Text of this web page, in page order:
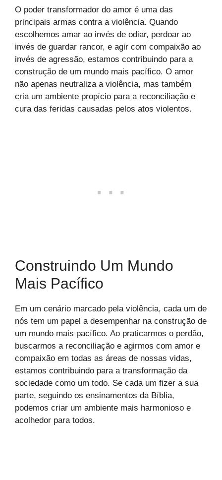
O poder transformador do amor é uma das
principais armas contra a violência. Quando
escolhemos amar ao invés de odiar, perdoar ao
invés de guardar rancor, e agir com compaixão ao
invés de agressão, estamos contribuindo para a
construção de um mundo mais pacífico. O amor
não apenas neutraliza a violência, mas também
cria um ambiente propício para a reconciliação e
cura das feridas causadas pelos atos violentos.
Construindo Um Mundo
Mais Pacífico
Em um cenário marcado pela violência, cada um de
nós tem um papel a desempenhar na construção de
um mundo mais pacífico. Ao praticarmos o perdão,
buscarmos a reconciliação e agirmos com amor e
compaixão em todas as áreas de nossas vidas,
estamos contribuindo para a transformação da
sociedade como um todo. Se cada um fizer a sua
parte, seguindo os ensinamentos da Bíblia,
podemos criar um ambiente mais harmonioso e
acolhedor para todos.